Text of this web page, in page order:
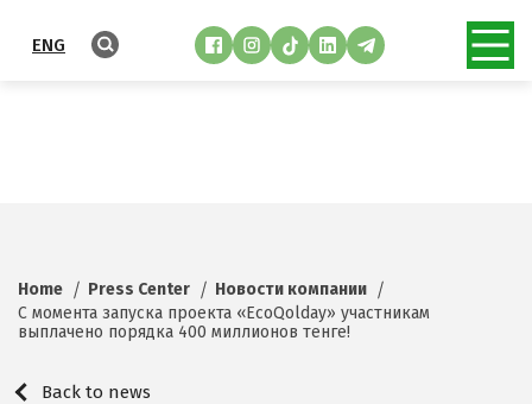
ENG
Home Press Center
Новости компании
С момента запуска проекта «EcoQolday» участникам
выплачено порядка 400 миллионов тенге!
Back to news